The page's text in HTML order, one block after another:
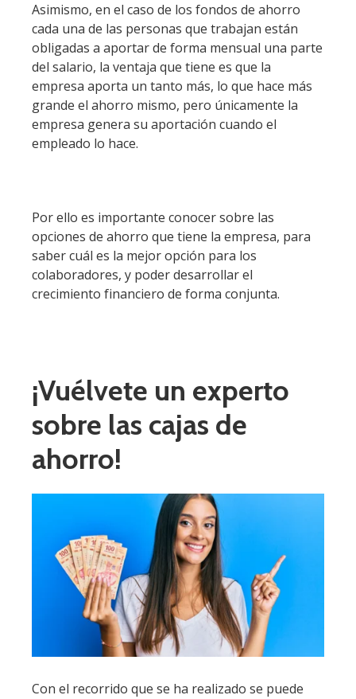
Asimismo, en el caso de los fondos de ahorro
cada una de las personas que trabajan están
obligadas a aportar de forma mensual una parte
del salario, la ventaja que tiene es que la
empresa aporta un tanto más, lo que hace más
grande el ahorro mismo, pero únicamente la
empresa genera su aportación cuando el
empleado lo hace.
Por ello es importante conocer sobre las
opciones de ahorro que tiene la empresa, para
saber cuál es la mejor opción para los
colaboradores, y poder desarrollar el
crecimiento financiero de forma conjunta.
¡Vuélvete un experto
sobre las cajas de
ahorro!
Con el recorrido que se ha realizado se puede